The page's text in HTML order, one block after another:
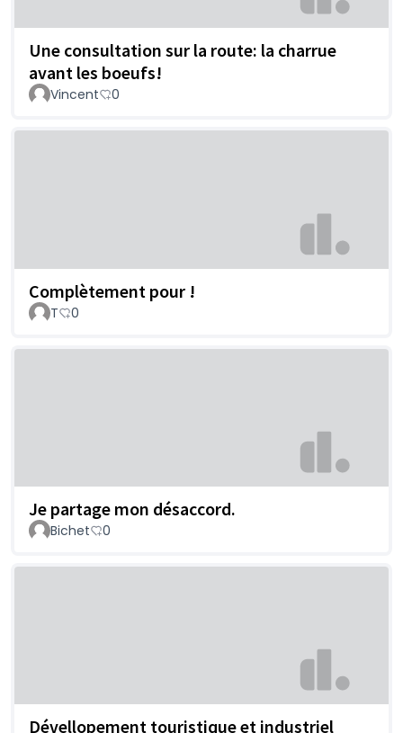
Une consultation sur la route: la charrue
avant les boeufs!
Vincent 0
Complètement pour !
T 0
Je partage mon désaccord.
Bichet 0
Dévellopement touristique et industriel